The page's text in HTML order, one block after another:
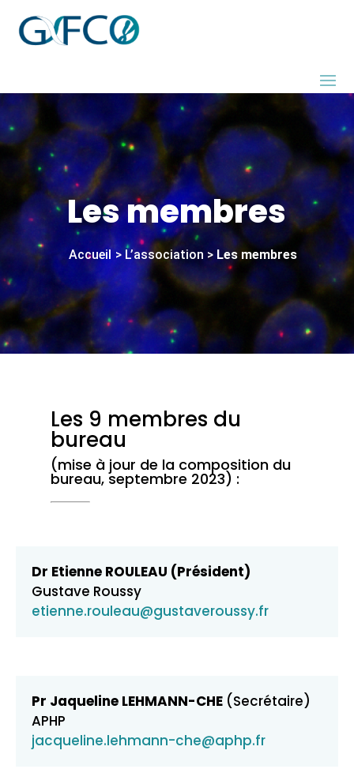
Les membres
Accueil > L’association > Les membres
Les 9 membres du
bureau
(mise à jour de la composition du
bureau, septembre 2023) :
Dr Etienne ROULEAU (Président)
Gustave Roussy
etienne.rouleau@gustaveroussy.fr
Pr Jaqueline LEHMANN-CHE (Secrétaire)
APHP
jacqueline.lehmann-che@aphp.fr